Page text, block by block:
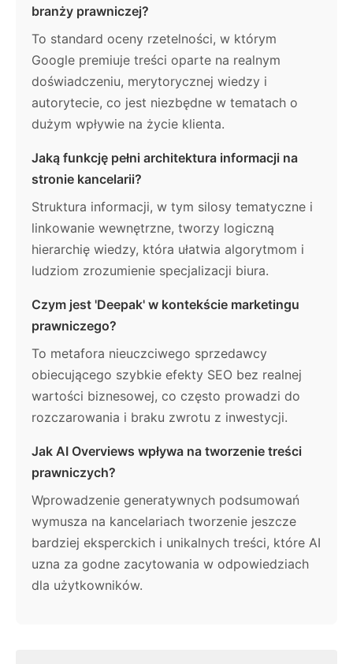
branży prawniczej?
To standard oceny rzetelności, w którym
Google premiuje treści oparte na realnym
doświadczeniu, merytorycznej wiedzy i
autorytecie, co jest niezbędne w tematach o
dużym wpływie na życie klienta.
Jaką funkcję pełni architektura informacji na
stronie kancelarii?
Struktura informacji, w tym silosy tematyczne i
linkowanie wewnętrzne, tworzy logiczną
hierarchię wiedzy, która ułatwia algorytmom i
ludziom zrozumienie specjalizacji biura.
Czym jest 'Deepak' w kontekście marketingu
prawniczego?
To metafora nieuczciwego sprzedawcy
obiecującego szybkie efekty SEO bez realnej
wartości biznesowej, co często prowadzi do
rozczarowania i braku zwrotu z inwestycji.
Jak AI Overviews wpływa na tworzenie treści
prawniczych?
Wprowadzenie generatywnych podsumowań
wymusza na kancelariach tworzenie jeszcze
bardziej eksperckich i unikalnych treści, które AI
uzna za godne zacytowania w odpowiedziach
dla użytkowników.